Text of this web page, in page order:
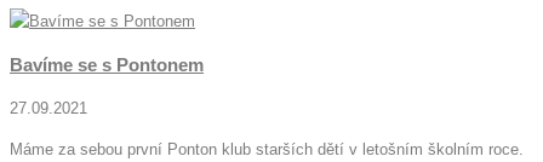
Bavíme se s Pontonem
27.09.2021
Máme za sebou první Ponton klub starších dětí v letošním školním roce.